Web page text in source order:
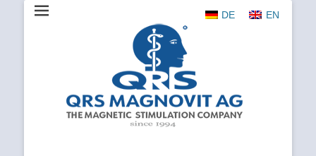
MAGNOVIT
The Magnetic Stimulation Company
DE EN